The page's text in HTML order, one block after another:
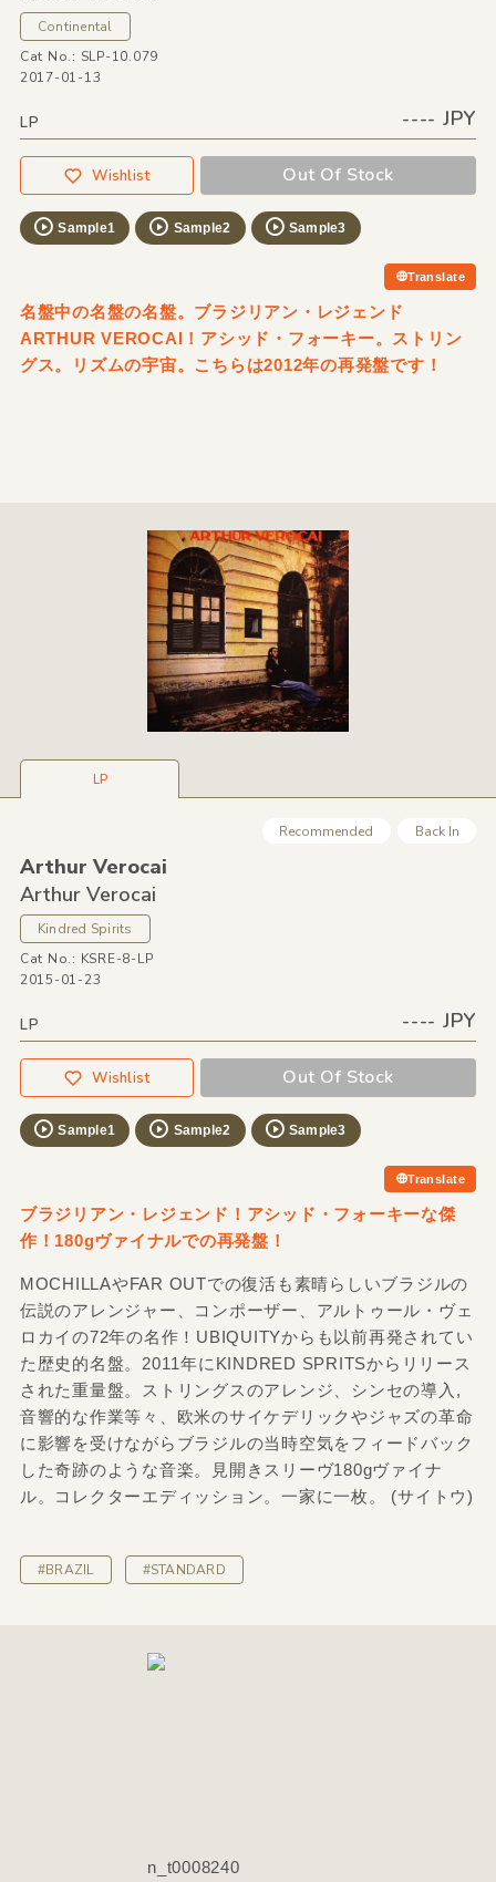
Continental
Cat No.: SLP-10.079
2017-01-13
LP ---- JPY
Wishlist Out Of Stock
Sample1 Sample2 Sample3
Translate
名盤中の名盤の名盤。ブラジリアン・レジェンド
ARTHUR VEROCAI！アシッド・フォーキー。ストリン
グス。リズムの宇宙。こちらは2012年の再発盤です！
LP
Recommended Back In
Arthur Verocai
Arthur Verocai
Kindred Spirits
Cat No.: KSRE-8-LP
2015-01-23
LP ---- JPY
Wishlist Out Of Stock
Sample1 Sample2 Sample3
Translate
ブラジリアン・レジェンド！アシッド・フォーキーな傑
作！180gヴァイナルでの再発盤！
MOCHILLAやFAR OUTでの復活も素晴らしいブラジルの
伝説のアレンジャー、コンポーザー、アルトゥール・ヴェ
ロカイの72年の名作！UBIQUITYからも以前再発されてい
た歴史的名盤。2011年にKINDRED SPRITSからリリース
された重量盤。ストリングスのアレンジ、シンセの導入,
音響的な作業等々、欧米のサイケデリックやジャズの革命
に影響を受けながらブラジルの当時空気をフィードバック
した奇跡のような音楽。見開きスリーヴ180gヴァイナ
ル。コレクターエディッション。一家に一枚。 (サイトウ)
#BRAZIL #STANDARD
n_t0008240